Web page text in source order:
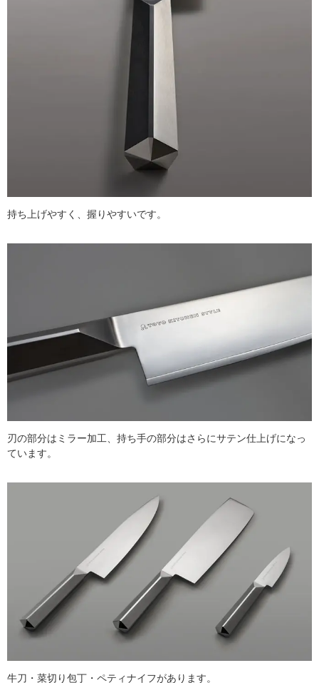
持ち上げやすく、握りやすいです。
刃の部分はミラー加工、持ち手の部分はさらにサテン仕上げになっ
ています。
牛刀・菜切り包丁・ペティナイフがあります。